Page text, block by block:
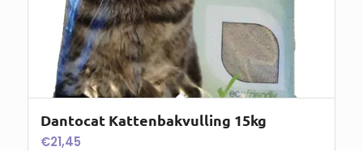
Dantocat Kattenbakvulling 15kg
€21,45